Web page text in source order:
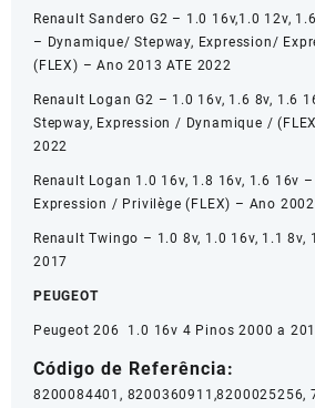
Renault Sandero G2 – 1.0 16v,1.0 12v,
– Dynamique/ Stepway, Expression/
(FLEX) – Ano 2013 ATE 2022
Renault Logan G2 – 1.0 16v, 1.6 8v, 1.6
Stepway, Expression / Dynamique /
2022
Renault Logan 1.0 16v, 1.8 16v, 1.6 16v
Expression / Privilège (FLEX) – Ano 2002
Renault Twingo – 1.0 8v, 1.0 16v, 1.1 8v,
2017
PEUGEOT
Peugeot 206 1.0 16v 4 Pinos 2000 a
Código de Referência:
8200084401, 8200360911,8200025256,